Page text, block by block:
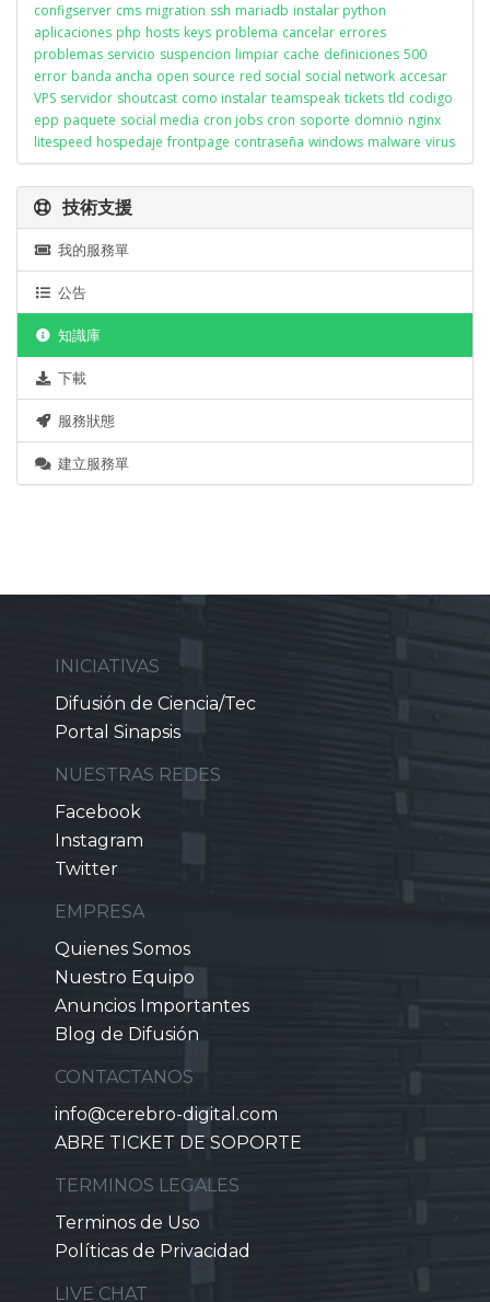
configserver cms migration ssh mariadb instalar python
aplicaciones php hosts keys problema cancelar errores
problemas servicio suspencion limpiar cache definiciones 500
error banda ancha open source red social social network accesar
VPS servidor shoutcast como instalar teamspeak tickets tld codigo
epp paquete social media cron jobs cron soporte domnio nginx
litespeed hospedaje frontpage contraseña windows malware virus
技術支援
我的服務單
公告
知識庫
下載
服務狀態
建立服務單
INICIATIVAS
Difusión de Ciencia/Tec
Portal Sinapsis
NUESTRAS REDES
Facebook
Instagram
Twitter
EMPRESA
Quienes Somos
Nuestro Equipo
Anuncios Importantes
Blog de Difusión
CONTACTANOS
info@cerebro-digital.com
ABRE TICKET DE SOPORTE
TERMINOS LEGALES
Terminos de Uso
Políticas de Privacidad
LIVE CHAT